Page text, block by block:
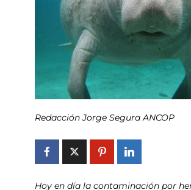
Redacción Jorge Segura ANCOP
Hoy en día la contaminación por